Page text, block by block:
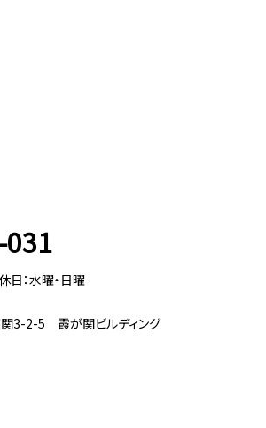
031
：水曜・日曜
3-2-5 霞が関ビルディング